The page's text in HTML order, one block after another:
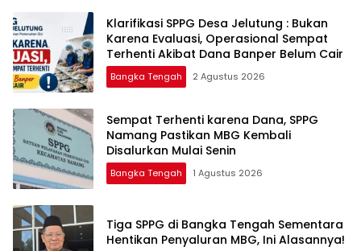
‎Klarifikasi SPPG Desa Jelutung : Bukan
Karena Evaluasi, Operasional Sempat
Terhenti Akibat Dana Banper Belum Cair
Bangka Tengah 2 Agustus 2026
‎Sempat Terhenti karena Dana, SPPG
Namang Pastikan MBG Kembali
Disalurkan Mulai Senin
Bangka Tengah 1 Agustus 2026
‎Tiga SPPG di Bangka Tengah Sementara